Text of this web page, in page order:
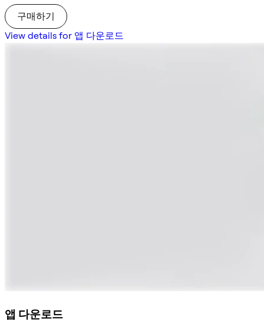
구매하기
View details for 앱 다운로드
앱 다운로드